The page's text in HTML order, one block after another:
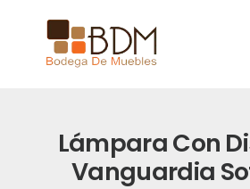
Lámpara Con
Vanguardia